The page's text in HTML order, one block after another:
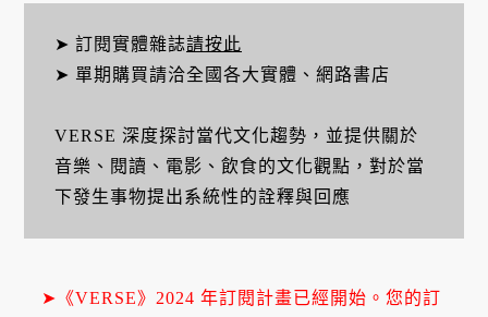
➤ 訂閱實體雜誌請按此
➤ 單期購買請洽全國各大實體、網路書店
VERSE 深度探討當代文化趨勢，並提供關於
音樂、閱讀、電影、飲食的文化觀點，對於當
下發生事物提出系統性的詮釋與回應
➤《VERSE》2024 年訂閱計畫已經開始。您的訂